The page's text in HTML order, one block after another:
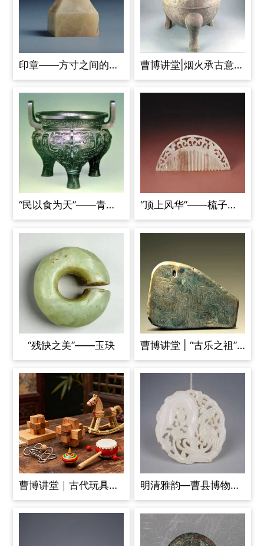
印章——方寸之间的身份与权力 曹博讲堂|烟火承古意，器藏千年香——古人的厨房好物
“民以食为天”——青铜器之食器 “顶上风华”——梳子的前世今生
“残缺之美”——玉玦 曹博讲堂 | “古乐之祖”——石磬
曹博讲堂｜古代玩具里的千年童趣 明清雅韵—曹县博物馆玉牌线上展